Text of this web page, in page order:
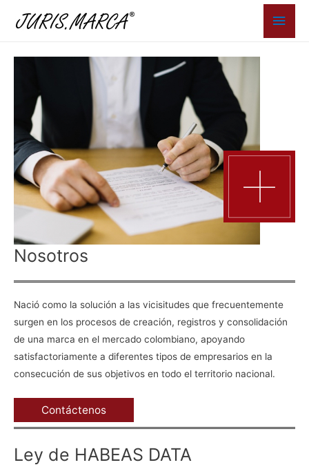
Nosotros
Nació como la solución a las vicisitudes que frecuentemente
surgen en los procesos de creación, registros y consolidación
de una marca en el mercado colombiano, apoyando
satisfactoriamente a diferentes tipos de empresarios en la
consecución de sus objetivos en todo el territorio nacional.
Contáctenos
Ley de HABEAS DATA